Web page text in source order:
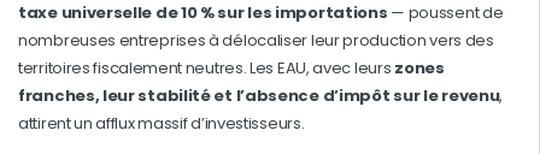
taxe universelle de 10 % sur les importations — poussent de
nombreuses entreprises à délocaliser leur production vers des
territoires fiscalement neutres. Les EAU, avec leurs zones
franches, leur stabilité et l’absence d’impôt sur le revenu,
attirent un afflux massif d’investisseurs.